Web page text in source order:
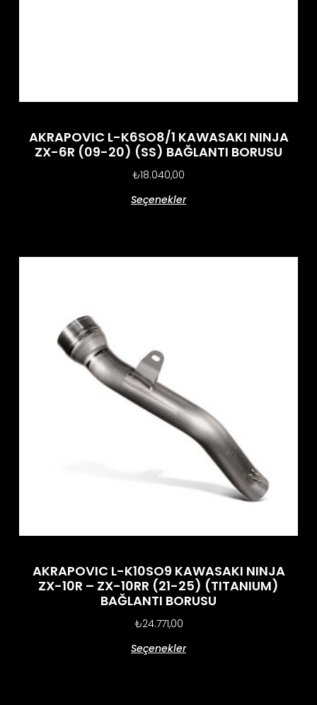
AKRAPOVIC L-K6SO8/1 KAWASAKI NINJA
ZX-6R (09-20) (SS) BAĞLANTI BORUSU
₺18.040,00
Seçenekler
AKRAPOVIC L-K10SO9 KAWASAKI NINJA
ZX-10R – ZX-10RR (21-25) (TITANIUM)
BAĞLANTI BORUSU
₺24.771,00
Seçenekler